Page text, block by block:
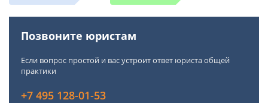
Позвоните юристам
Если вопрос простой и вас устроит ответ юриста общей
практики
+7 495 128-01-53